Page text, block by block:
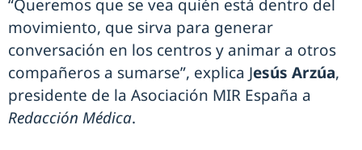
“Queremos que se vea quién está dentro del
movimiento, que sirva para generar
conversación en los centros y animar a otros
compañeros a sumarse”, explica Jesús Arzúa,
presidente de la Asociación MIR España a
Redacción Médica.